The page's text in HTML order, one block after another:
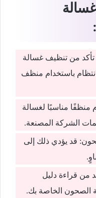
من تنظيف غسالة
باستخدام منظف
منظفًا مناسبًا لغسالة
الشركة المصنعة.
قد يؤدي ذلك إلى
من قراءة دليل
الصحون الخاصة بك.